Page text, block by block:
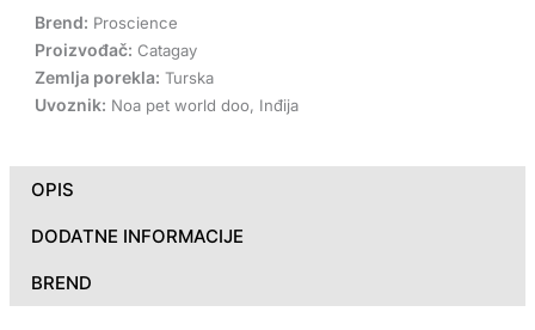
Brend: Proscience
Proizvođač: Catagay
Zemlja porekla: Turska
Uvoznik: Noa pet world doo, Inđija
OPIS
DODATNE INFORMACIJE
BREND